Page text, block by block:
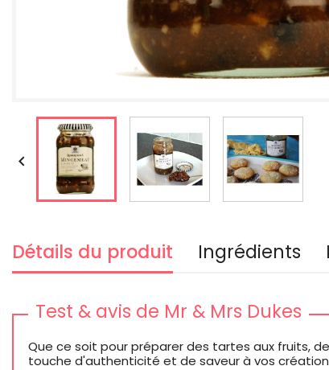

Détails du produit Ingrédients
Test & avis de Mr & Mrs Dukes
Que ce soit pour préparer des tartes aux fruits,
touche d'authenticité et de saveur à vos